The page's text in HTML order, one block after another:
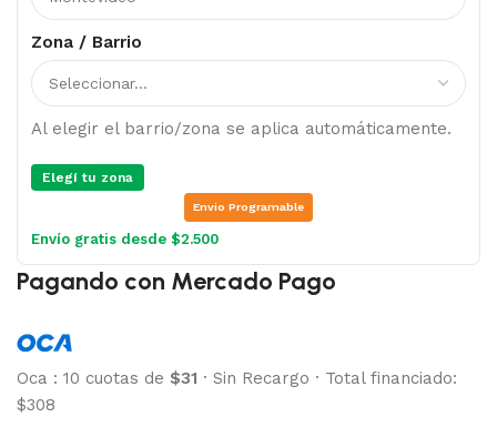
Zona / Barrio
Al elegir el barrio/zona se aplica automáticamente.
Elegí tu zona
Envio Programable
Envío gratis desde $2.500
Pagando con Mercado Pago
Oca : 10 cuotas de $31 · Sin Recargo · Total financiado:
$308